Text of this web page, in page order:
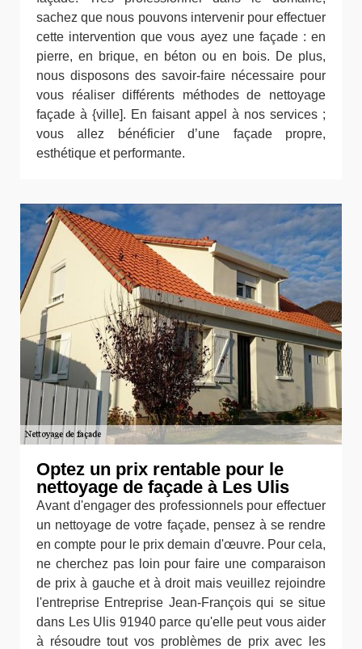
sachez que nous pouvons intervenir pour effectuer
cette intervention que vous ayez une façade : en
pierre, en brique, en béton ou en bois. De plus,
nous disposons des savoir-faire nécessaire pour
vous réaliser différents méthodes de nettoyage
façade à {ville]. En faisant appel à nos services ;
vous allez bénéficier d’une façade propre,
esthétique et performante.
Optez un prix rentable pour le
nettoyage de façade à Les Ulis
Avant d'engager des professionnels pour effectuer
un nettoyage de votre façade, pensez à se rendre
en compte pour le prix demain d'œuvre. Pour cela,
ne cherchez pas loin pour faire une comparaison
de prix à gauche et à droit mais veuillez rejoindre
l'entreprise Entreprise Jean-François qui se situe
dans Les Ulis 91940 parce qu'elle peut vous aider
à résoudre tout vos problèmes de prix avec les